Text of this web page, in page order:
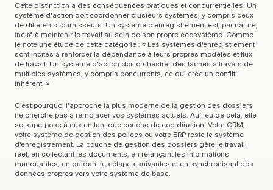
Cette distinction a des conséquences pratiques et concurrentielles. Un
système d'action doit coordonner plusieurs systèmes, y compris ceux
de différents fournisseurs. Un système d'enregistrement est, par nature,
incité à maintenir le travail au sein de son propre écosystème. Comme
le note une étude de cette catégorie : « Les systèmes d'enregistrement
sont incités à renforcer la dépendance à leurs propres modèles et flux
de travail. Un système d'action doit orchestrer des tâches à travers de
multiples systèmes, y compris concurrents, ce qui crée un conflit
inhérent. »
C'est pourquoi l'approche la plus moderne de la gestion des dossiers
ne cherche pas à remplacer vos systèmes actuels. Au lieu de cela, elle
se superpose à eux en tant que couche de coordination. Votre CRM,
votre système de gestion des polices ou votre ERP reste le système
d'enregistrement. La couche de gestion des dossiers gère le travail
réel, en collectant les documents, en relançant les informations
manquantes, en guidant les étapes suivantes et en synchronisant des
données propres vers votre système de base.